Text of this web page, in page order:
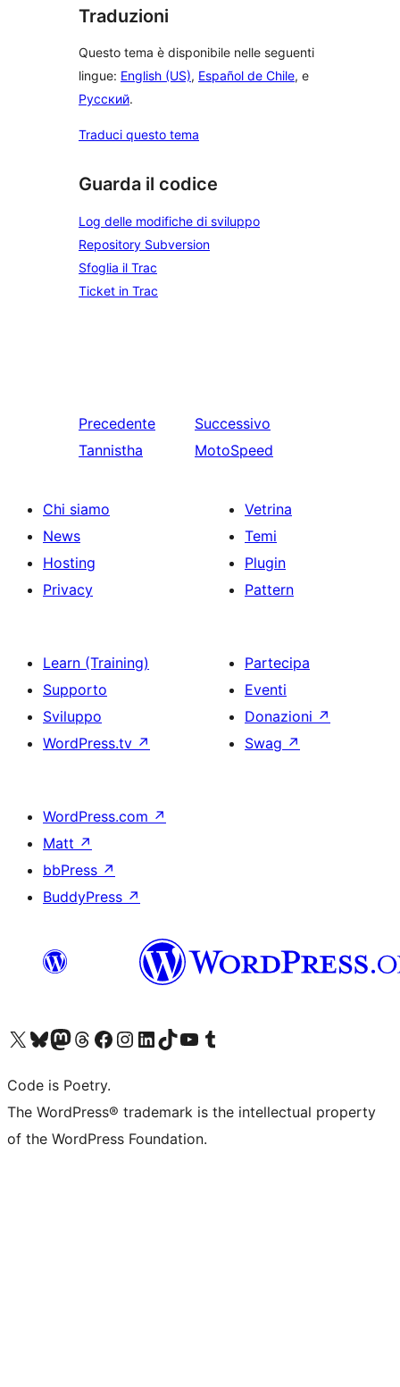
Traduzioni
Questo tema è disponibile nelle seguenti
lingue: English (US), Español de Chile, e
Русский.
Traduci questo tema
Guarda il codice
Log delle modifiche di sviluppo
Repository Subversion
Sfoglia il Trac
Ticket in Trac
Precedente
Tannistha
Successivo
MotoSpeed
Chi siamo
News
Hosting
Privacy
Vetrina
Temi
Plugin
Pattern
Learn (Training)
Supporto
Sviluppo
WordPress.tv ↗
Partecipa
Eventi
Donazioni ↗
Swag ↗
WordPress.com ↗
Matt ↗
bbPress ↗
BuddyPress ↗
Visita il nostro account X (ex Twitter)
Visita il nostro account Bluesky
Visita il nostro account Mastodon
Visita il nostro account Threads
Visita la nostra pagina Facebook
Visita il nostro account Instagram
Visita il nostro account LinkedIn
Visita il nostro account TikTok
Visita il nostro canale YouTube
Visita il nostro account Tumblr
Code is Poetry.
The WordPress® trademark is the intellectual property
of the WordPress Foundation.